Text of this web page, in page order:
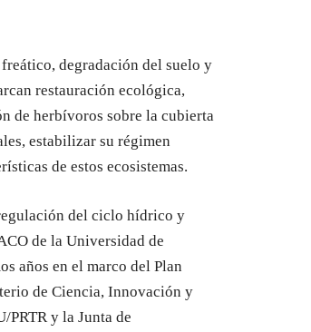
degradación del suelo y
restauración ecológica,
de herbívoros sobre la cubierta
estabilizar su régimen
de estos ecosistemas.
del ciclo hídrico y
de la Universidad de
años en el marco del Plan
de Ciencia, Innovación y
PRTR y la Junta de